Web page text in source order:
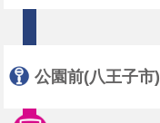
公園前(八王子市)